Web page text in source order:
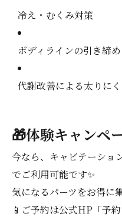
冷え・むくみ対策
ボディラインの引き締め
代謝改善による太りに
🎁体験キャンペ
今なら、キャビテーショ
でご利用可能です✨
気になるパーツをお得に
📱ご予約は公式HP「予